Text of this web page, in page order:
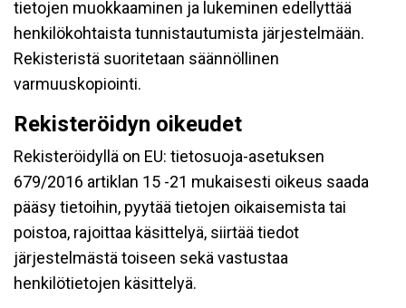
tietojen muokkaaminen ja lukeminen edellyttää
henkilökohtaista tunnistautumista järjestelmään.
Rekisteristä suoritetaan säännöllinen
varmuuskopiointi.
Rekisteröidyn oikeudet
Rekisteröidyllä on EU: tietosuoja-asetuksen
679/2016 artiklan 15 -21 mukaisesti oikeus saada
pääsy tietoihin, pyytää tietojen oikaisemista tai
poistoa, rajoittaa käsittelyä, siirtää tiedot
järjestelmästä toiseen sekä vastustaa
henkilötietojen käsittelyä.